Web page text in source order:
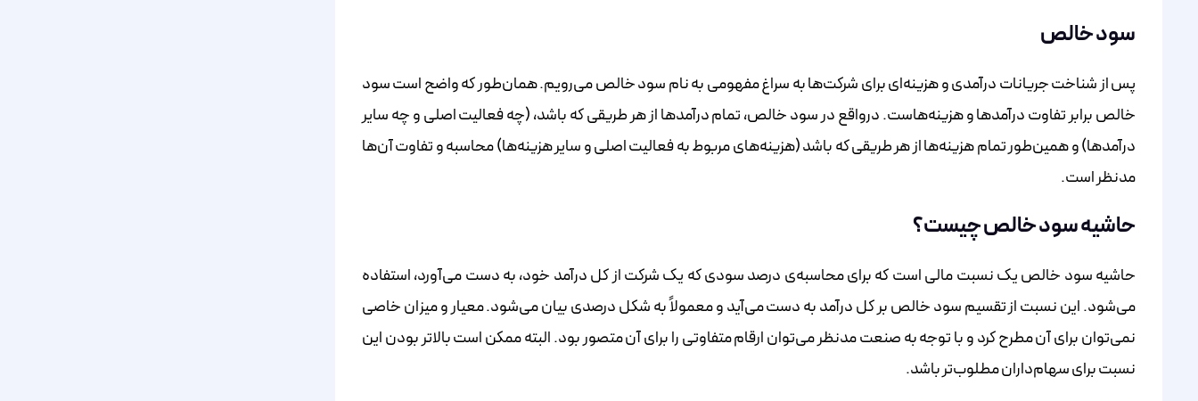
سود خالص
پس از شناخت جریانات درآمدی و هزینه‌ای برای شرکت‌ها به سراغ مفهومی به نام سود خالص می‌رویم. همان‌طور که واضح است سود
خالص برابر تفاوت درآمدها و هزینه‌هاست. درواقع در سود خالص، تمام درآمدها از هر طریقی که باشد، (چه فعالیت اصلی و چه سایر
درآمدها) و همین‌طور تمام هزینه‌ها از هر طریقی که باشد (هزینه‌های مربوط به فعالیت اصلی و سایر هزینه‌ها) محاسبه و تفاوت آن‌ها
مدنظر است.
حاشیه سود خالص چیست؟
حاشیه سود خالص یک نسبت مالی است که برای محاسبه‌ی درصد سودی که یک شرکت از کل درآمد خود، به دست می‌آورد، استفاده
می‌شود. این نسبت از تقسیم سود خالص بر کل درآمد به دست می‌آید و معمولاً به شکل درصدی بیان می‌شود. معیار و میزان خاصی
نمی‌توان برای آن مطرح کرد و با توجه‌ به صنعت مدنظر می‌توان ارقام متفاوتی را برای آن متصور بود. البته ممکن است بالاتر بودن این
نسبت برای سهام‌داران مطلوب‌تر باشد.